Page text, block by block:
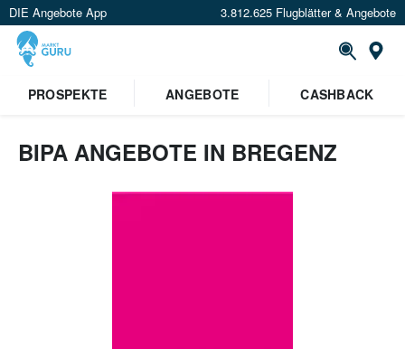
DIE Angebote App 3.812.625 Flugblätter & Angebote
PROSPEKTE
ANGEBOTE CASHBACK
BIPA ANGEBOTE IN BREGENZ